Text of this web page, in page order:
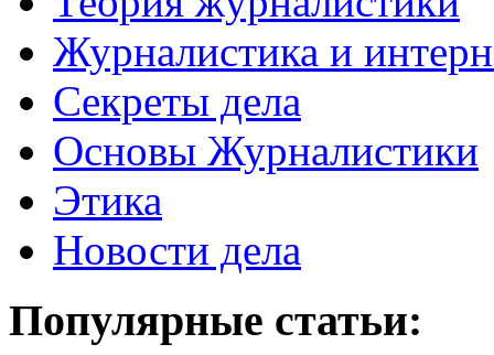
Журналистика и
Секреты дела
Основы Журналистики
Этика
Новости дела
Популярные статьи: